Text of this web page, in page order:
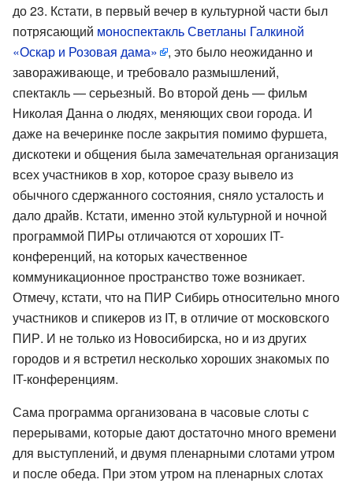
до 23. Кстати, в первый вечер в культурной части был
потрясающий моноспектакль Светланы Галкиной
«Оскар и Розовая дама»
, это было неожиданно и
завораживающе, и требовало размышлений,
спектакль — серьезный. Во второй день — фильм
Николая Данна о людях, меняющих свои города. И
даже на вечеринке после закрытия помимо фуршета,
дискотеки и общения была замечательная организация
всех участников в хор, которое сразу вывело из
обычного сдержанного состояния, сняло усталость и
дало драйв. Кстати, именно этой культурной и ночной
программой ПИРы отличаются от хороших IT-
конференций, на которых качественное
коммуникационное пространство тоже возникает.
Отмечу, кстати, что на ПИР Сибирь относительно много
участников и спикеров из IT, в отличие от московского
ПИР. И не только из Новосибирска, но и из других
городов и я встретил несколько хороших знакомых по
IT-конференциям.
Сама программа организована в часовые слоты с
перерывами, которые дают достаточно много времени
для выступлений, и двумя пленарными слотами утром
и после обеда. При этом утром на пленарных слотах